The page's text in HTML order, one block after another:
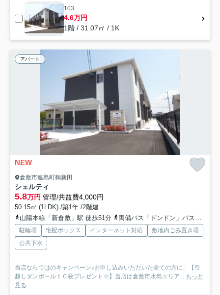
103
4.6万円
1階 / 31.07㎡ / 1K
アパート
NEW
倉敷市連島町鶴新田
シェルティ
5.8万円 管理/共益費4,000円
50.15㎡ (1LDK) /築1年 /2階建
山陽本線「新倉敷」駅 徒歩51分
両備バス「ドンドン」バス停下車 徒歩9分
駐輪場 宅配ボックス インターネット対応
敷地内ごみ置き場
公共下水
当店ならではのキャンペーン♪お申し込みいただいた全ての方に、【引
越しダンボール１０枚プレゼント☆】当店は倉敷市水島エリア... もっと
見る